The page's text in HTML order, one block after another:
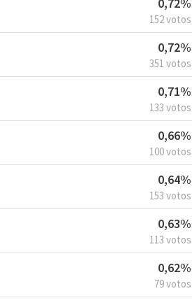
152 votos
0,72%
351 votos
0,71%
133 votos
0,66%
100 votos
0,64%
153 votos
0,63%
113 votos
0,62%
79 votos